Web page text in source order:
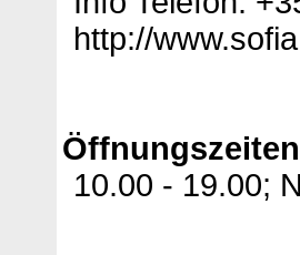
http://
10.00 - 19.00;